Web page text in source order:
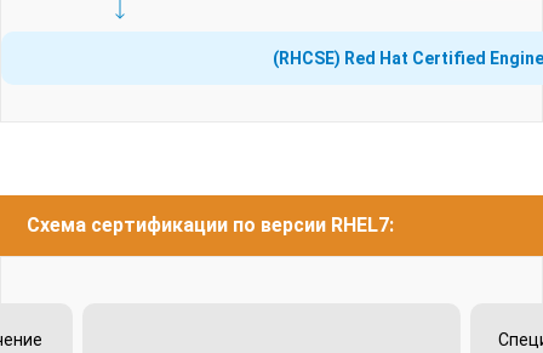
(RHCSE) Red Hat Certified
Схема сертификации по версии RHEL7: